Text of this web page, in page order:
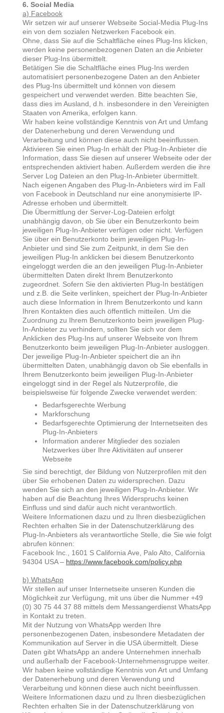
6. Social Media
a) Facebook
Wir setzen wir auf unserer Webseite Social-Media Plug-Ins
ein von dem sozialen Netzwerken Facebook ein.
Ohne, dass Sie auf die Schaltfläche eines Plug-Ins klicken,
werden keine personenbezogenen Daten an die Anbieter
dieser Plug-Ins übermittelt.
Betätigen Sie die Schaltfläche eines Plug-Ins werden
automatisiert personenbezogene Daten an den Anbieter
des Plug-Ins übermittelt und können von diesem
gespeichert und verwendet werden. Bitte beachten Sie,
dass dies im Ausland, d.h. insbesondere in den Vereinigten
Staaten von Amerika, erfolgen kann.
Wir haben keine vollständige Kenntnis von Art und Umfang
der Datenerhebung und deren Verwendung und
Verarbeitung und können diese auch nicht beeinflussen.
Aktivieren Sie einen Plug-In erhält der Plug-In-Anbieter die
Information, dass Sie diesen auf unserer Webseite oder der
entsprechenden aktiviert haben. Außerdem werden die ihre
Server Log Dateien an den Plug-In-Anbieter übermittelt.
Nach eigenen Angaben des Plug-In-Anbieters wird im Fall
von Facebook in Deutschland nur eine anonymisierte IP-
Adresse erhoben und übermittelt.
Die Übermittlung der Server-Log-Dateien erfolgt
unabhängig davon, ob Sie über ein Benutzerkonto beim
jeweiligen Plug-In-Anbieter verfügen oder nicht. Verfügen
Sie über ein Benutzerkonto beim jeweiligen Plug-In-
Anbieter und sind Sie zum Zeitpunkt, in dem Sie den
jeweiligen Plug-In anklicken bei diesem Benutzerkonto
eingeloggt werden die an den jeweiligen Plug-In-Anbieter
übermittelten Daten direkt Ihrem Benutzerkonto
zugeordnet. Sofern Sie den aktivierten Plug-In bestätigen
und z.B. die Seite verlinken, speichert der Plug-In-Anbieter
auch diese Information in Ihrem Benutzerkonto und kann
Ihren Kontakten dies auch öffentlich mitteilen. Um die
Zuordnung zu Ihrem Benutzerkonto beim jeweiligen Plug-
In-Anbieter zu verhindern, sollten Sie sich vor dem
Anklicken des Plug-Ins auf unserer Webseite von Ihrem
Benutzerkonto beim jeweiligen Plug-In-Anbieter ausloggen.
Der jeweilige Plug-In-Anbieter speichert die an ihn
übermittelten Daten, unabhängig davon ob Sie ebenfalls in
Ihrem Benutzerkonto beim jeweiligen Plug-In-Anbieter
eingeloggt sind in der Regel als Nutzerprofile, die
beispielsweise für folgende Zwecke verwendet werden:
Bedarfsgerechte Werbung
Markforschung
Bedarfsgerechte Optimierung der Internetseiten des
Plug-In-Anbieters
Information anderer Mitglieder des sozialen
Netzwerkes über Ihre Aktivitäten auf unserer
Webseite
Sie sind berechtigt, der Bildung von Nutzerprofilen mit den
über Sie erhobenen Daten zu widersprechen. Dazu
wenden Sie sich an den jeweiligen Plug-In-Anbieter. Wir
haben auf die Beachtung Ihres Widerspruchs keinen
Einfluss und sind dafür auch nicht verantwortlich.
Weitere Informationen dazu und zu Ihren diesbezüglichen
Rechten erhalten Sie in der Datenschutzerklärung des
Plug-In-Anbieters als verantwortliche Stelle, die Sie wie folgt
abrufen können:
Facebook Inc., 1601 S California Ave, Palo Alto, California
94304 USA – https://www.facebook.com/policy.php
b) WhatsApp
Wir stellen auf unser Internetseite unseren Kunden die
Möglichkeit zur Verfügung, mit uns über die Nummer +49
(0) 30 75 44 37 88 mittels dem Messangerdienst WhatsApp
in Kontakt zu treten.
Mit der Nutzung von WhatsApp werden Ihre
personenbezogenen Daten, insbesondere Metadaten der
Kommunikation auf Server in die USA übermittelt. Diese
Daten gibt WhatsApp an andere Unternehmen innerhalb
und außerhalb der Facebook-Unternehmensgruppe weiter.
Wir haben keine vollständige Kenntnis von Art und Umfang
der Datenerhebung und deren Verwendung und
Verarbeitung und können diese auch nicht beeinflussen.
Weitere Informationen dazu und zu Ihren diesbezüglichen
Rechten erhalten Sie in der Datenschutzerklärung von